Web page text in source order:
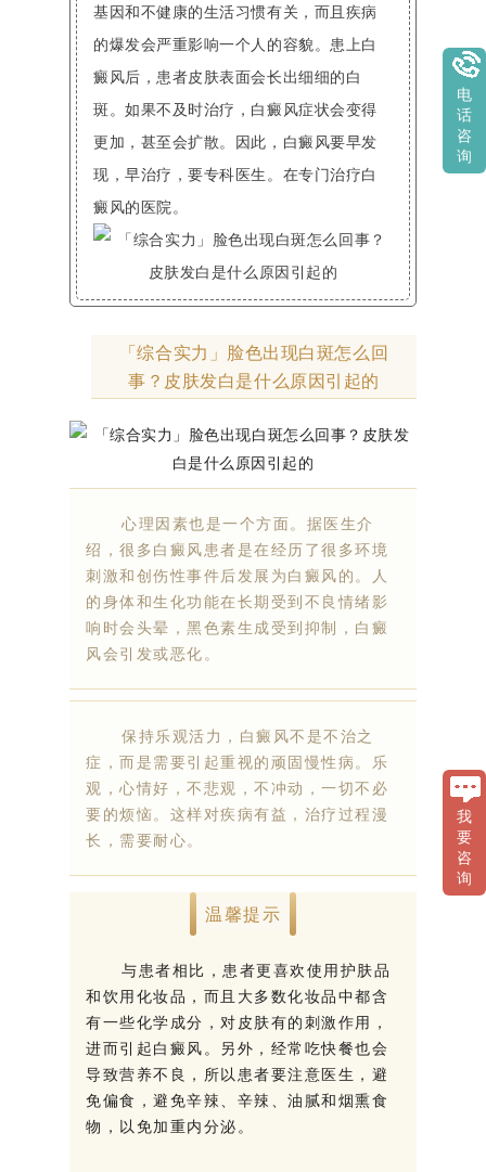
基因和不健康的生活习惯有关，而且疾病
的爆发会严重影响一个人的容貌。患上白
癜风后，患者皮肤表面会长出细细的白
斑。如果不及时治疗，白癜风症状会变得
更加，甚至会扩散。因此，白癜风要早发
现，早治疗，要专科医生。在专门治疗白
癜风的医院。
「综合实力」脸色出现白斑怎么回
事？皮肤发白是什么原因引起的
心理因素也是一个方面。据医生介
绍，很多白癜风患者是在经历了很多环境
刺激和创伤性事件后发展为白癜风的。人
的身体和生化功能在长期受到不良情绪影
响时会头晕，黑色素生成受到抑制，白癜
风会引发或恶化。
保持乐观活力，白癜风不是不治之
症，而是需要引起重视的顽固慢性病。乐
观，心情好，不悲观，不冲动，一切不必
要的烦恼。这样对疾病有益，治疗过程漫
长，需要耐心。
温馨提示
与患者相比，患者更喜欢使用护肤品
和饮用化妆品，而且大多数化妆品中都含
有一些化学成分，对皮肤有的刺激作用，
进而引起白癜风。另外，经常吃快餐也会
导致营养不良，所以患者要注意医生，避
免偏食，避免辛辣、辛辣、油腻和烟熏食
物，以免加重内分泌。
我
要
咨
询
电
话
咨
询